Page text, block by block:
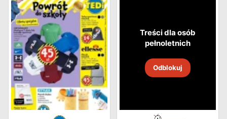
Treści dla osób
pełnoletnich
Odblokuj